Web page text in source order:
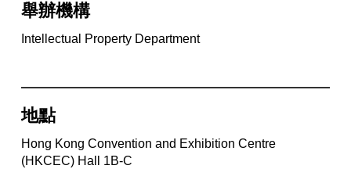
舉辦機構
Intellectual Property Department
地點
Hong Kong Convention and Exhibition Centre
(HKCEC) Hall 1B-C